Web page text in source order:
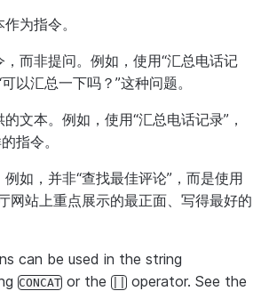
为指令。
而非提问。例如，使用“汇总电话记
以汇总一下吗？”这种问题。
文本。例如，使用“汇总电话记录”，
指令。
如，并非“查找最佳评论”，而是使用
网站上重点展示的最正面、写得最好的
can be used in the string
CONCAT or the || operator. See the